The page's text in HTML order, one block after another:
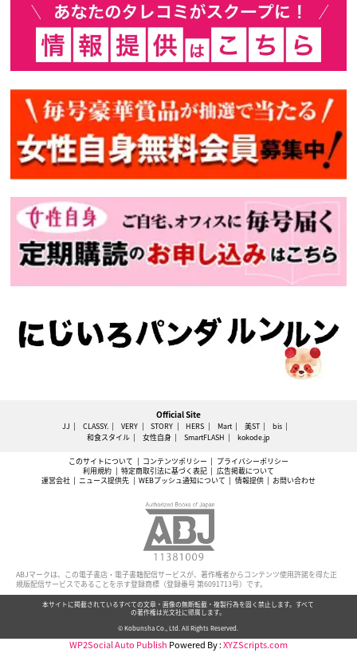
Official Site
JJ CLASSY. VERY STORY HERS Mart 美ST
bis
和食スタイル
女性自身 SmartFLASH kokode.jp
このサイトについて コンテンツポリシー
プライバシーポリシー
利用規約
特定商取引法に基づく表記
広告掲載について
運営会社
ニュース提供先 WEBプッシュ通知について 情報提供 お問い合わせ
ABJマークは、この電子書店・電子書籍配信サービスが、著作権者からコンテンツ使用許諾を得た正
規版配信サービスであることを示す登録商標（登録番号 第6091713号）です。
本サイトに掲載されているすべての文章・画像の無断転載・複製行為を固く禁止します。すべて
の著作権は光文社に帰属します。
© Kobunsha Co., Ltd. All Rights Reserved.
WP2Social Auto Publish Powered By :XYZScripts.com